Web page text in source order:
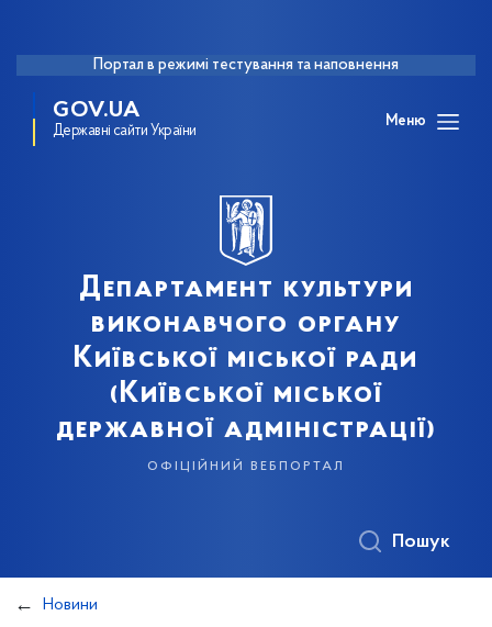
Портал в режимі тестування та наповнення
GOV.UA
Державні сайти України
Меню
Департамент культури
виконавчого органу
Київської міської ради
(Київської міської
державної адміністрації)
офіційний вебпортал
Пошук
Новини